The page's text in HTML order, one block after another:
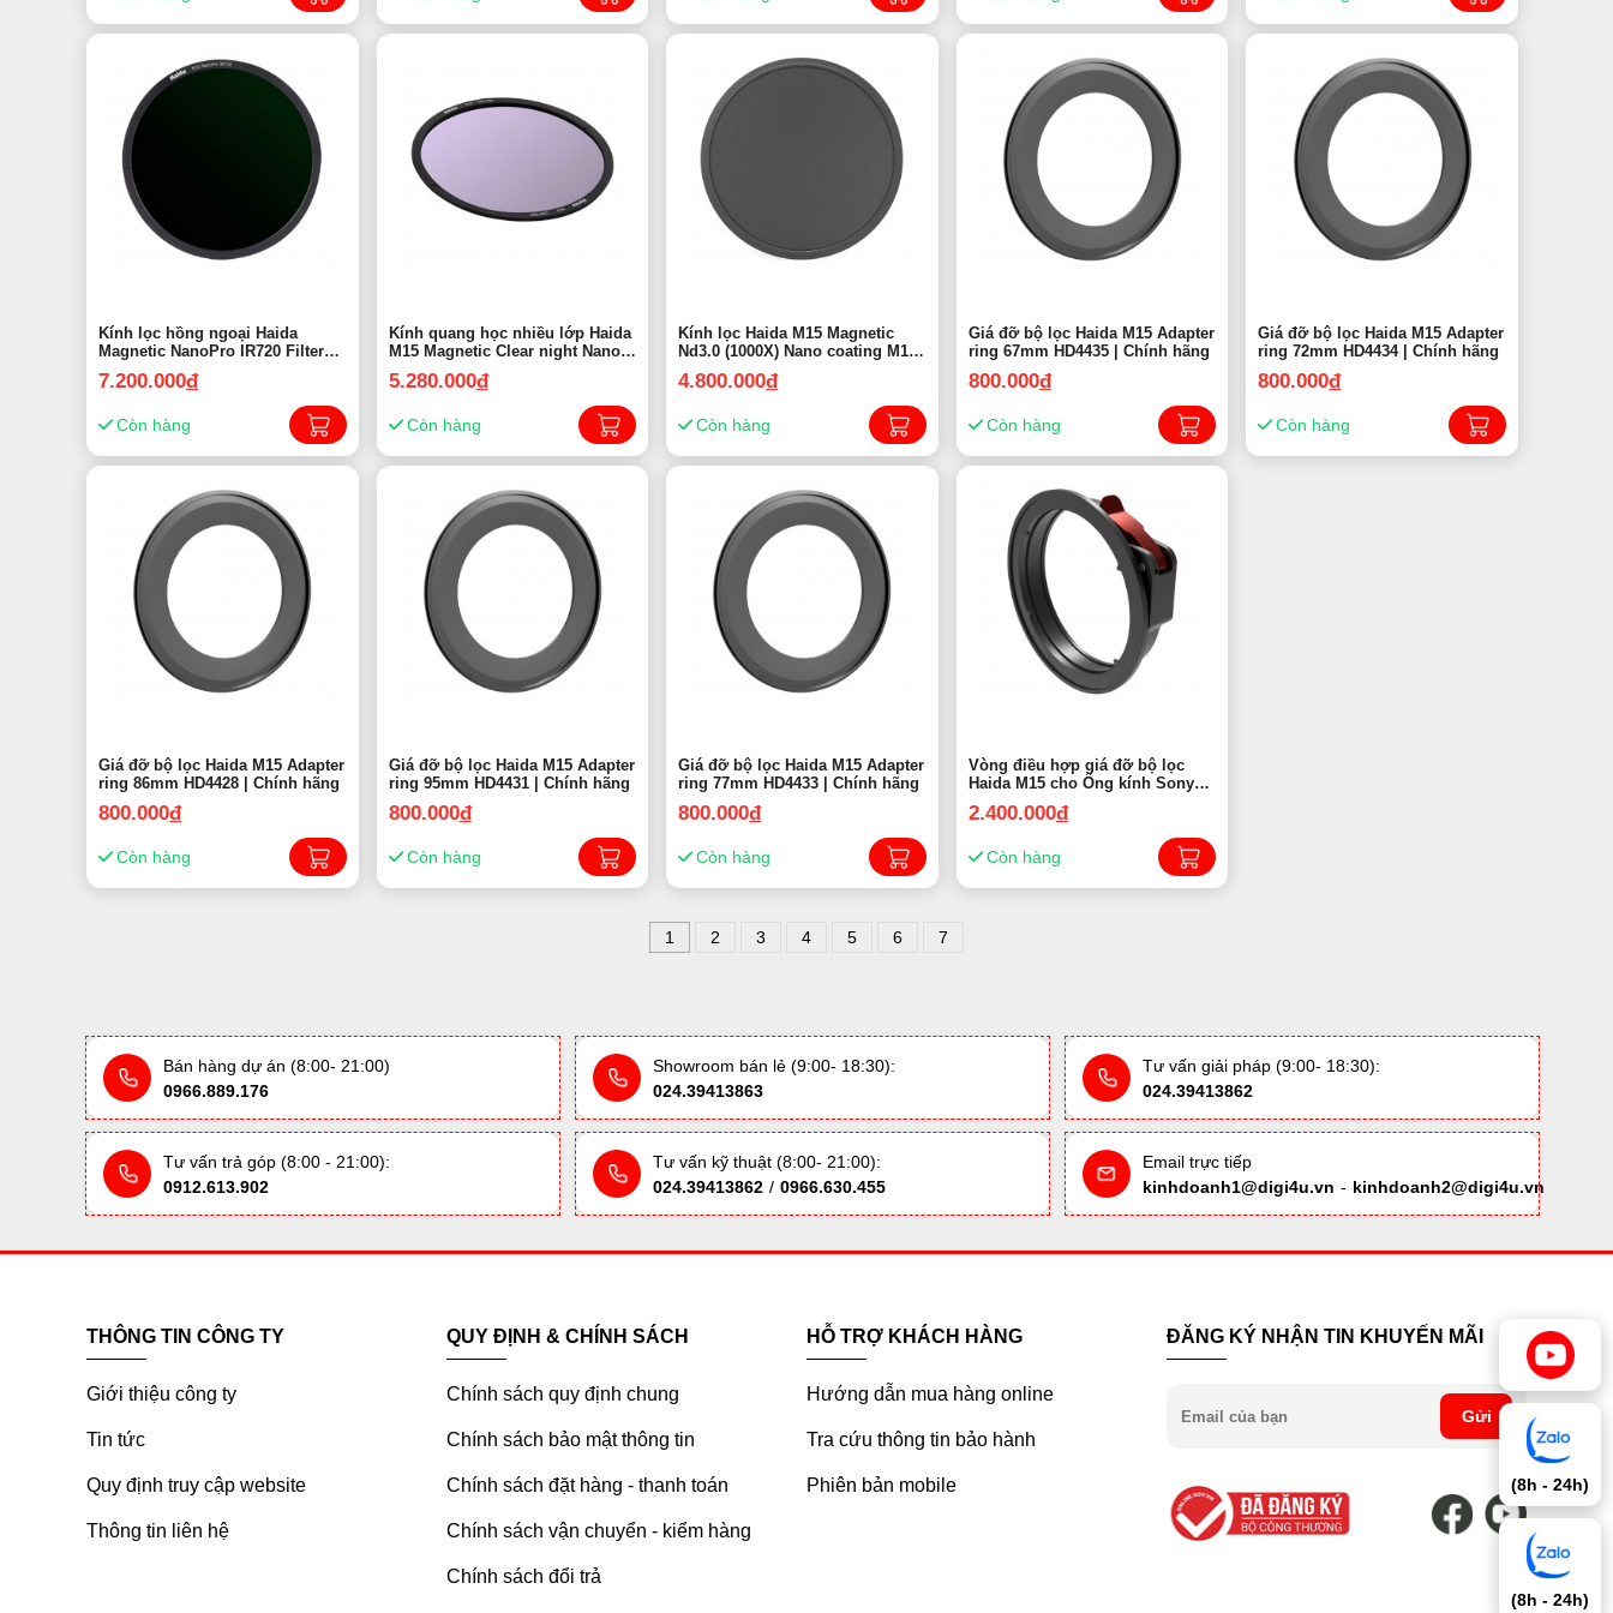
Kính lọc hồng ngoại Haida
Magnetic NanoPro IR720 Filter
HD4605 | Chính hãng
7.200.000đ
Còn hàng
Kính quang học nhiều lớp Haida
M15 Magnetic Clear night Nano
coating HD4366 | Chính hãng
5.280.000đ
Còn hàng
Kính lọc Haida M15 Magnetic
Nd3.0 (1000X) Nano coating M15
Magnetic HD4362 | Chính hãng
4.800.000đ
Còn hàng
Giá đỡ bộ lọc Haida M15 Adapter
ring 67mm HD4435 | Chính hãng
800.000đ
Còn hàng
Giá đỡ bộ lọc Haida M15 Adapter
ring 72mm HD4434 | Chính hãng
800.000đ
Còn hàng
Giá đỡ bộ lọc Haida M15 Adapter
ring 86mm HD4428 | Chính hãng
800.000đ
Còn hàng
Giá đỡ bộ lọc Haida M15 Adapter
ring 95mm HD4431 | Chính hãng
800.000đ
Còn hàng
Giá đỡ bộ lọc Haida M15 Adapter
ring 77mm HD4433 | Chính hãng
800.000đ
Còn hàng
Vòng điều hợp giá đỡ bộ lọc
Haida M15 cho Ống kính Sony
FE 12-24mm f / 2.8 GM HD4645 |
Chính hãng
2.400.000đ
Còn hàng
1 2 3 4 5 6 7
Bán hàng dự án (8:00- 21:00)
0966.889.176
Showroom bán lẻ (9:00- 18:30):
024.39413863
Tư vấn giải pháp (9:00- 18:30):
024.39413862
Tư vấn trả góp (8:00 - 21:00):
0912.613.902
Tư vấn kỹ thuật (8:00- 21:00):
024.39413862 / 0966.630.455
Email trực tiếp
kinhdoanh1@digi4u.vn - kinhdoanh2@digi4u.vn
THÔNG TIN CÔNG TY
Giới thiệu công ty
Tin tức
Quy định truy cập website
Thông tin liên hệ
QUY ĐỊNH & CHÍNH SÁCH
Chính sách quy định chung
Chính sách bảo mật thông tin
Chính sách đặt hàng - thanh toán
Chính sách vận chuyển - kiểm hàng
Chính sách đổi trả
HỖ TRỢ KHÁCH HÀNG
Hướng dẫn mua hàng online
Tra cứu thông tin bảo hành
Phiên bản mobile
ĐĂNG KÝ NHẬN TIN KHUYẾN MÃI
Gửi
(8h - 24h)
(8h - 24h)